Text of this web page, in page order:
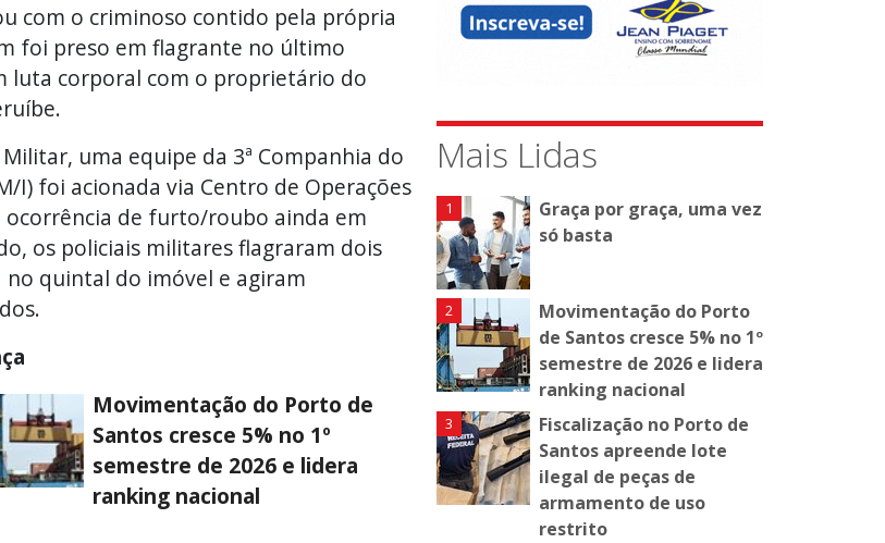
com o criminoso contido pela própria
foi preso em flagrante no último
luta corporal com o proprietário do
uma equipe da 3ª Companhia do
I) foi acionada via Centro de Operações
ocorrência de furto/roubo ainda em
os policiais militares flagraram dois
quintal do imóvel e agiram
Movimentação do Porto de
Santos cresce 5% no 1º
semestre de 2026 e lidera
ranking nacional
Mais Lidas
Graça por graça, uma vez
só basta
Movimentação do Porto
de Santos cresce 5% no 1º
semestre de 2026 e lidera
ranking nacional
Fiscalização no Porto de
Santos apreende lote
ilegal de peças de
armamento de uso
restrito